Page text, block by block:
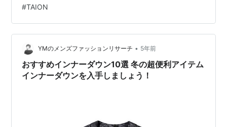
たいな若い人はともかく、どこか出かける予定の立たな
い中高年世代の一人として、本当にここ2年もの間、洋服
を買う自分が想像できなかったようにおもいます。 今も
感染者は確実に出ているし、ワクチンの副反応に苦しん
でいる人もいることはわかっています。新しい変異株の
流行も懸念されますよね。 でも、今…
#TAION
YMのメンズファッションリサーチ • 5年前
おすすめインナーダウン10選 冬の超便利アイテム
インナーダウンを入手しましょう！